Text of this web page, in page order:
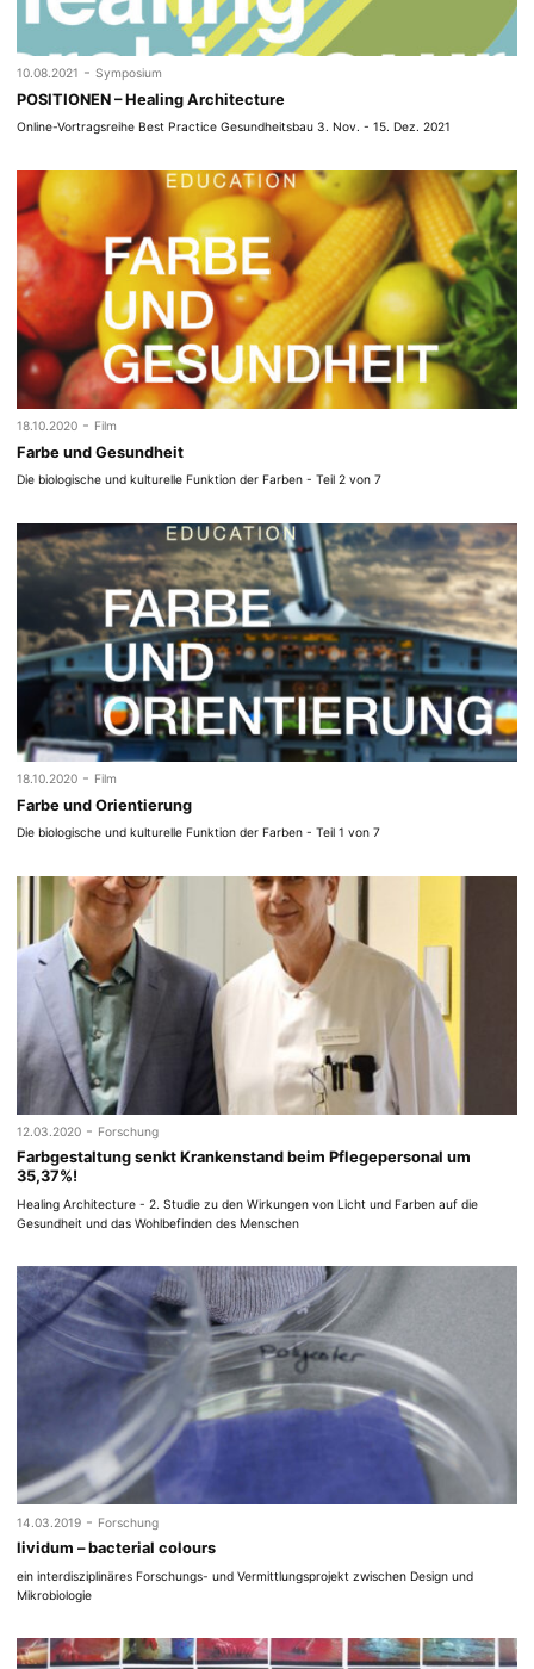
10.08.2021 - Symposium
POSITIONEN – Healing Architecture
Online-Vortragsreihe Best Practice Gesundheitsbau 3. Nov. - 15. Dez. 2021
18.10.2020 - Film
Farbe und Gesundheit
Die biologische und kulturelle Funktion der Farben - Teil 2 von 7
18.10.2020 - Film
Farbe und Orientierung
Die biologische und kulturelle Funktion der Farben - Teil 1 von 7
12.03.2020 - Forschung
Farbgestaltung senkt Krankenstand beim Pflegepersonal um
35,37%!
Healing Architecture - 2. Studie zu den Wirkungen von Licht und Farben auf die
Gesundheit und das Wohlbefinden des Menschen
14.03.2019 - Forschung
lividum – bacterial colours
ein interdisziplinäres Forschungs- und Vermittlungsprojekt zwischen Design und
Mikrobiologie